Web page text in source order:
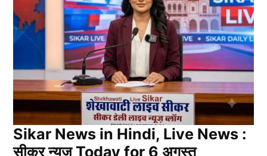
Sikar News in Hindi, Live News :
सीकर न्यूज़ Today for 6 अगस्त